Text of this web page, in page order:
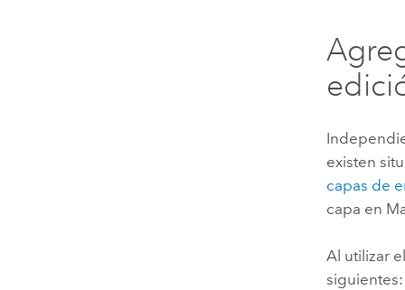
existen
capas de
capa en
Al utilizar
siguientes: